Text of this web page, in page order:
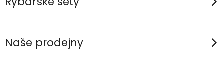
Naše prodejny